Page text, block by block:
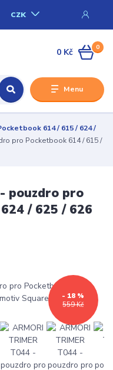
Menu
CZK
0
0 Kč
614 / 615 / 624 /
pro Pocketbook 614 / 615 /
pouzdro pro
/ 625 / 626
559 Kč
- 18 %